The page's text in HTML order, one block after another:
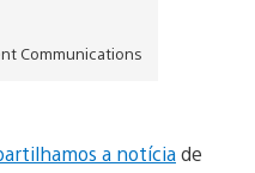
Communications
a notíciade